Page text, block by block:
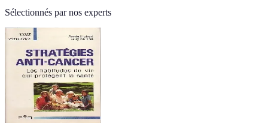
Sélectionnés par nos experts